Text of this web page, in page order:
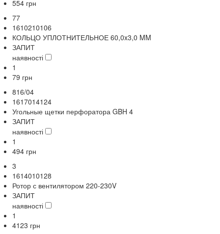
554 грн
77
1610210106
КОЛЬЦО УПЛОТНИТЕЛЬНОЕ 60,0x3,0 MM
ЗАПИТ
наявності
1
79 грн
816/04
1617014124
Угольные щетки перфоратора GBH 4
ЗАПИТ
наявності
1
494 грн
3
1614010128
Ротор с вентилятором 220-230V
ЗАПИТ
наявності
1
4123 грн